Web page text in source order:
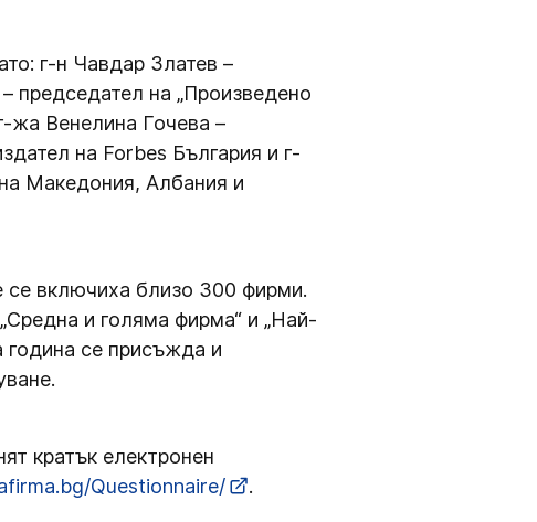
г-н Чавдар Златев –
председател на „Произведено
жа Венелина Гочева –
на Forbes България и г-
Македония, Албания и
се включиха близо 300 фирми.
и голяма фирма“ и „Най-
година се присъжда и
кратък електронен
Questionnaire/
.